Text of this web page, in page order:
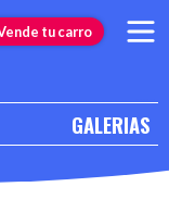
tu carro
GALERIAS